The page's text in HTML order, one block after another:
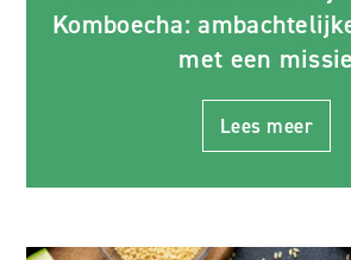
Komboecha:
met een missie
Lees meer